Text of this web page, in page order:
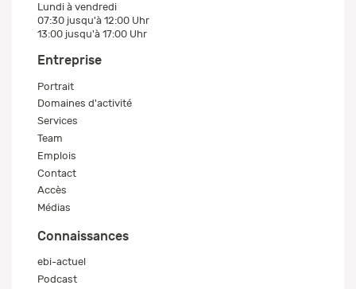
Lundi à vendredi
07:30 jusqu'à 12:00 Uhr
13:00 jusqu'à 17:00 Uhr
Entreprise
Portrait
Domaines d'activité
Services
Team
Emplois
Contact
Accès
Médias
Connaissances
ebi-actuel
Podcast